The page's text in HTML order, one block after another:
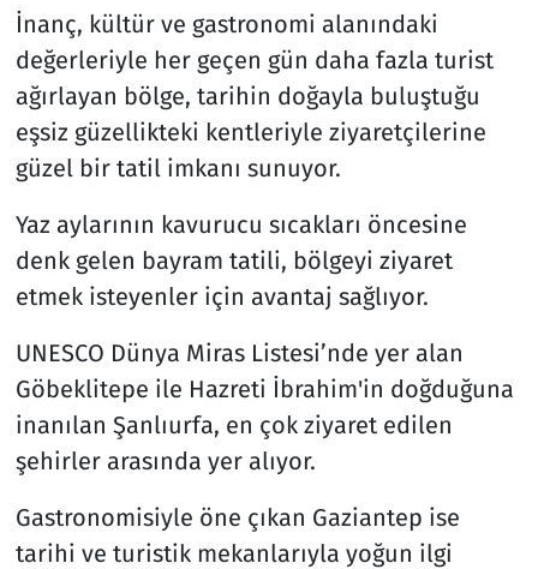
İnanç, kültür ve gastronomi alanındaki
değerleriyle her geçen gün daha fazla turist
ağırlayan bölge, tarihin doğayla buluştuğu
eşsiz güzellikteki kentleriyle ziyaretçilerine
güzel bir tatil imkanı sunuyor.
Yaz aylarının kavurucu sıcakları öncesine
denk gelen bayram tatili, bölgeyi ziyaret
etmek isteyenler için avantaj sağlıyor.
UNESCO Dünya Miras Listesi’nde yer alan
Göbeklitepe ile Hazreti İbrahim'in doğduğuna
inanılan Şanlıurfa, en çok ziyaret edilen
şehirler arasında yer alıyor.
Gastronomisiyle öne çıkan Gaziantep ise
tarihi ve turistik mekanlarıyla yoğun ilgi